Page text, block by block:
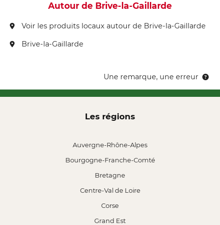
Autour de Brive-la-Gaillarde
Voir les produits locaux autour de Brive-la-Gaillarde
Brive-la-Gaillarde
Une remarque, une erreur
Les régions
Auvergne-Rhône-Alpes
Bourgogne-Franche-Comté
Bretagne
Centre-Val de Loire
Corse
Grand Est